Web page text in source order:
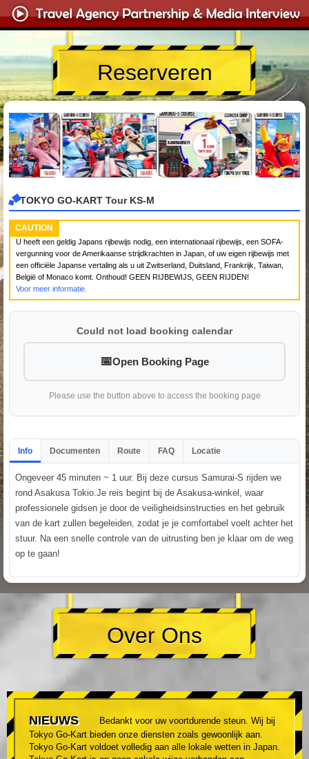
Reserveren
TOKYO GO-KART Tour KS-M
CAUTION
U heeft een geldig Japans rijbewijs nodig, een internationaal rijbewijs, een SOFA-
vergunning voor de Amerikaanse strijdkrachten in Japan, of uw eigen rijbewijs met
een officiële Japanse vertaling als u uit Zwitserland, Duitsland, Frankrijk, Taiwan,
België of Monaco komt. Onthoud! GEEN RIJBEWIJS, GEEN RIJDEN!
Voor meer informatie.
Could not load booking calendar
Open Booking Page
Please use the button above to access the booking page
Info Documenten Route FAQ Locatie
Ongeveer 45 minuten ~ 1 uur. Bij deze cursus Samurai-S rijden we
rond Asakusa Tokio.Je reis begint bij de Asakusa-winkel, waar
professionele gidsen je door de veiligheidsinstructies en het gebruik
van de kart zullen begeleiden, zodat je je comfortabel voelt achter het
stuur. Na een snelle controle van de uitrusting ben je klaar om de weg
op te gaan!
Over Ons
NIEUWS
Bedankt voor uw voortdurende steun. Wij bij
Tokyo Go-Kart bieden onze diensten zoals gewoonlijk aan.
Tokyo Go-Kart voldoet volledig aan alle lokale wetten in Japan.